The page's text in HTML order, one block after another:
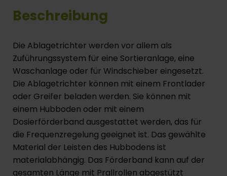
Beschreibung
Die Ablagetrichter werden vor allem als
Zuführungssystem für eine Sortieranlage, eine
Waschanlage oder für Windschieber eingesetzt.
Die Ablagetrichter können mit einem Frontlader
oder Greifer beladen werden. Sie können mit
einem Hubboden oder mit einem
Dosierförderband ausgestattet werden, das für
die Frequenzregelung geeignet ist. Das gewählte
Material der Leisten des Hubbodens ist
materialabhängig. Das Förderband kann auf der
gesamten Länge mit Prallrollen abgestützt